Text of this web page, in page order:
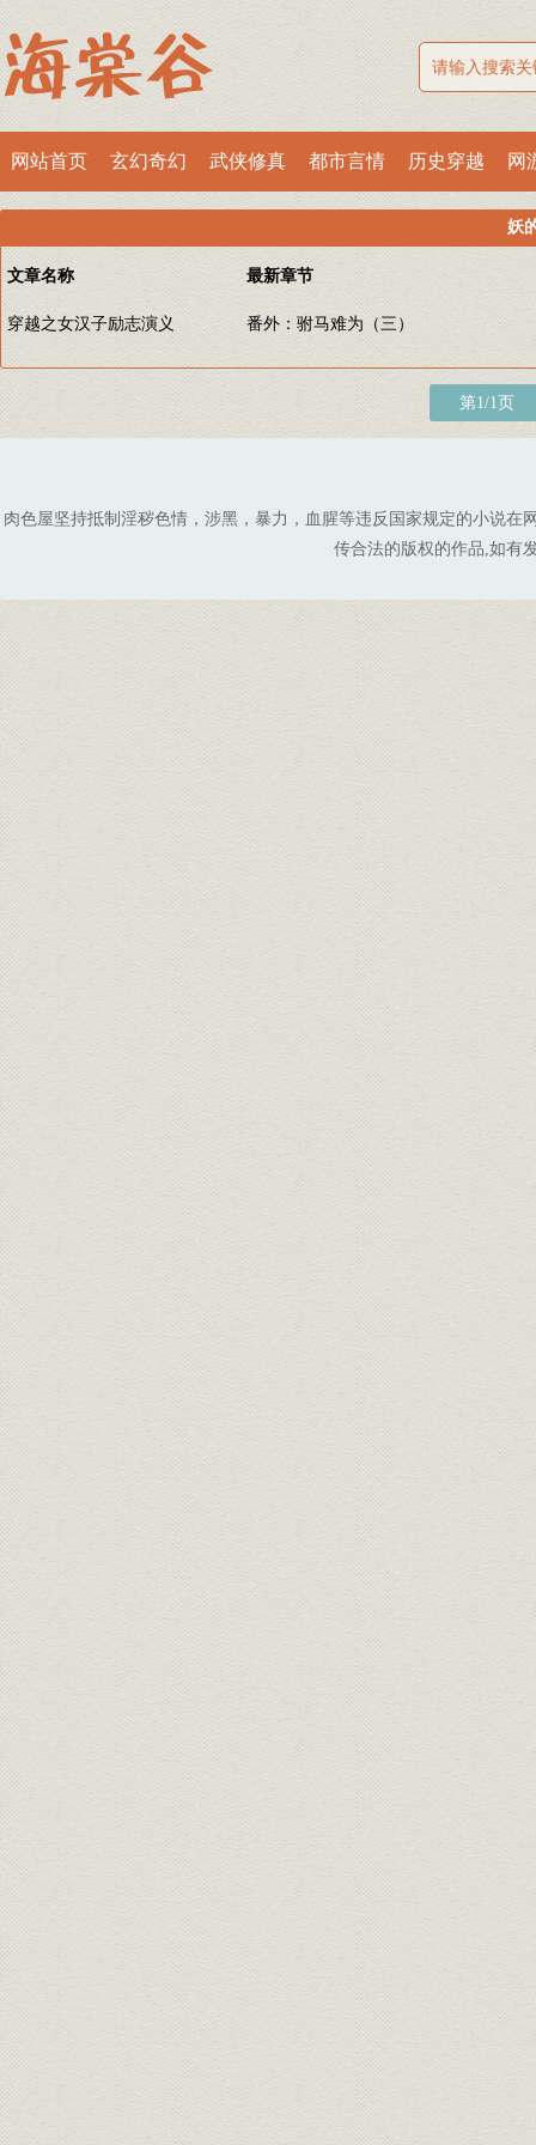
网站首页 玄幻奇幻 武侠修真 都市言情 历史穿越 网
妖
文章名称 最新章节
穿越之女汉子励志演义 番外：驸马难为（三）
第1/1页
肉色屋坚持抵制淫秽色情，涉黑，暴力，血腥等违反国家规定的小说
传合法的版权的作品,如有